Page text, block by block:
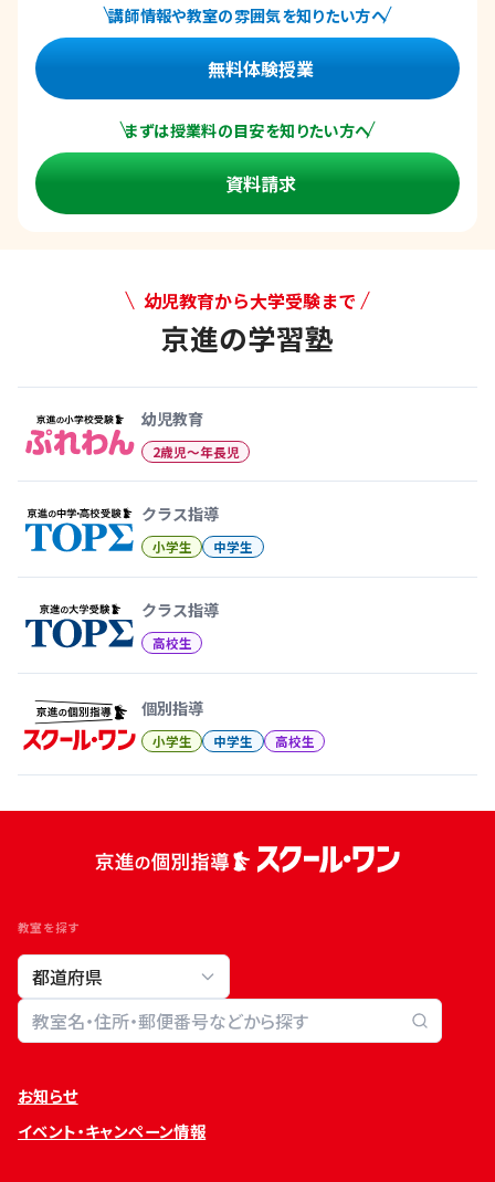
講師情報や教室の雰囲気を知りたい方へ
無料体験授業
まずは授業料の目安を知りたい方へ
資料請求
幼児教育から大学受験まで
京進の学習塾
幼児教育
2歳児〜年長児
クラス指導
小学生 中学生
クラス指導
高校生
個別指導
小学生 中学生 高校生
教室を探す
教室検索
お知らせ
イベント・キャンペーン情報